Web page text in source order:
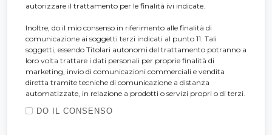
autorizzare il trattamento per le finalità ivi indicate.
Inoltre, do il mio consenso in riferimento alle finalità di
comunicazione ai soggetti terzi indicati al punto 11. Tali
soggetti, essendo Titolari autonomi del trattamento potranno a
loro volta trattare i dati personali per proprie finalità di
marketing, invio di comunicazioni commerciali e vendita
diretta tramite tecniche di comunicazione a distanza
automatizzate, in relazione a prodotti o servizi propri o di terzi.
DO IL CONSENSO